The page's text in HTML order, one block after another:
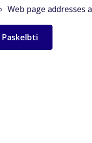
Web page addresses